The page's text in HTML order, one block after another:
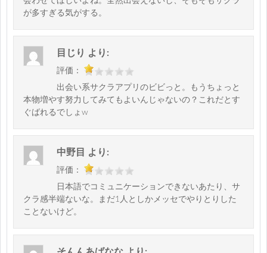
が多すぎる気がする。
目じり より:
評価：
出会い系サクラアプリのビビっと。もうちょっと
本物増やす努力してみてもよいんじゃないの？これだとす
ぐばれるでしょw
中野目 より:
評価：
日本語でコミュニケーションできないあたり、サ
クラ感半端ないな。まだ1人としかメッセでやりとりした
ことないけど。